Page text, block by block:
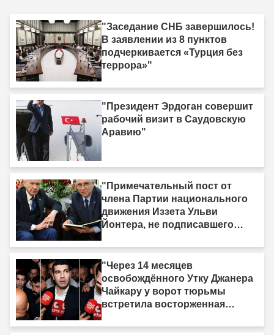
"Заседание СНБ завершилось!
В заявлении из 8 пунктов
подчеркивается «Турция без
террора»"
"Президент Эрдоган совершит
рабочий визит в Саудовскую
Аравию"
"Примечательный пост от
члена Партии национального
движения Иззета Ульви
Йонтера, не подписавшего
есть одна жизнь, и она тоже
должна быть принесена в
жертву»"
"Через 14 месяцев
освобождённого Утку Джанера
Чайкару у ворот тюрьмы
встретила восторженная